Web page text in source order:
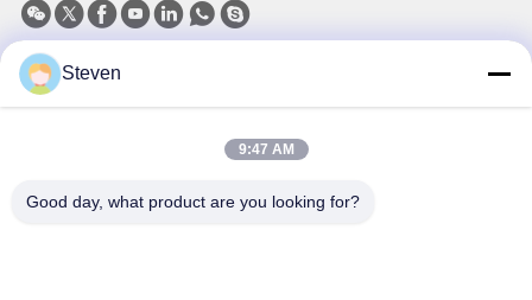
Unser Newsletter
Abonnieren Sie unseren Newsletter für Rabatte und mehr.
Steven
9:47 AM
Good day, what product are you looking for?